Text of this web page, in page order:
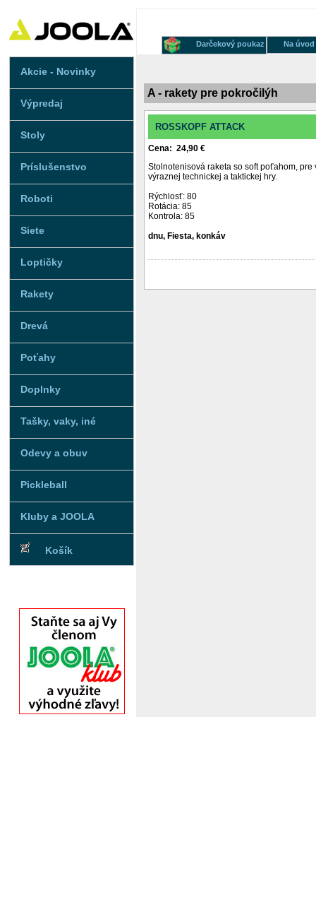
Akcie - Novinky
Výpredaj
Stoly
Príslušenstvo
Roboti
Siete
Loptičky
Rakety
Drevá
Poťahy
Doplnky
Tašky, vaky, iné
Odevy a obuv
Pickleball
Kluby a JOOLA
Košík
Na úvod
Darčekový poukaz
A - rakety pre pokročilýh
ROSSKOPF ATTACK
Cena: 24,90 €
Stolnotenisová raketa so soft poťahom, pre
výraznej technickej a taktickej hry.
Rýchlosť: 80
Rotácia: 85
Kontrola: 85
dnu, Fiesta, konkáv